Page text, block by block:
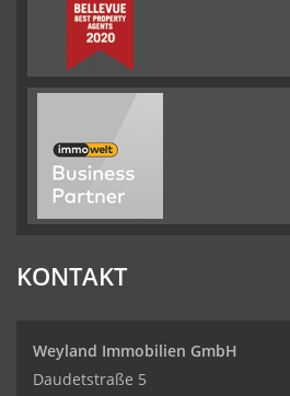
KONTAKT
Weyland Immobilien GmbH
Daudetstraße 5